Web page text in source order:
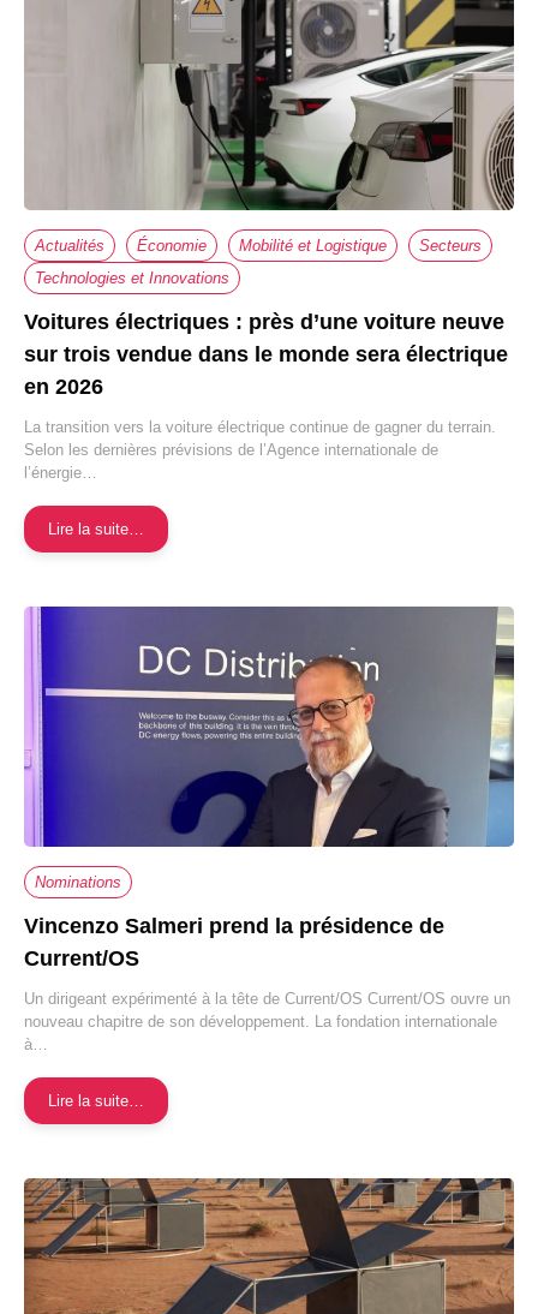
Actualités Économie Mobilité et Logistique
Secteurs
Technologies et Innovations
Voitures électriques : près d’une voiture neuve
sur trois vendue dans le monde sera électrique
en 2026
La transition vers la voiture électrique continue de gagner du terrain.
Selon les dernières prévisions de l’Agence internationale de
l’énergie…
Lire la suite…
Nominations
Vincenzo Salmeri prend la présidence de
Current/OS
Un dirigeant expérimenté à la tête de Current/OS Current/OS ouvre un
nouveau chapitre de son développement. La fondation internationale
à…
Lire la suite…